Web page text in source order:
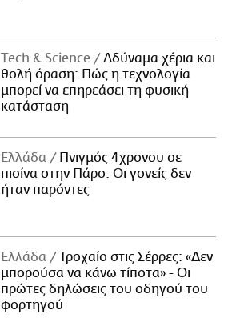
Τech & Science
Αδύναμα χέρια και
θολή όραση: Πώς η τεχνολογία
μπορεί να επηρεάσει τη φυσική
κατάσταση
Ελλάδα
Πνιγμός 4χρονου σε
πισίνα στην Πάρο: Οι γονείς δεν
ήταν παρόντες
Ελλάδα
Τροχαίο στις Σέρρες: «Δεν
μπορούσα να κάνω τίποτα» - Οι
πρώτες δηλώσεις του οδηγού του
φορτηγού